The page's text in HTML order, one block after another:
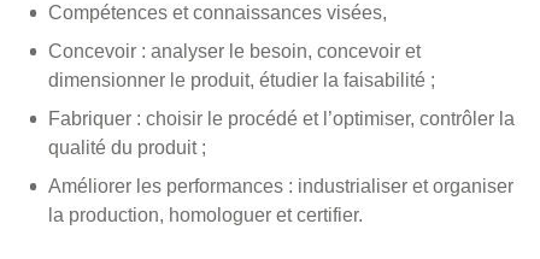
Compétences et connaissances visées,
Concevoir : analyser le besoin, concevoir et
dimensionner le produit, étudier la faisabilité ;
Fabriquer : choisir le procédé et l’optimiser, contrôler la
qualité du produit ;
Améliorer les performances : industrialiser et organiser
la production, homologuer et certifier.